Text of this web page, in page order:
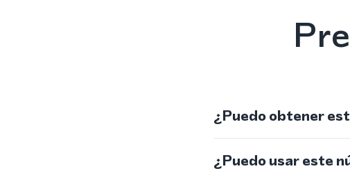
¿Puedo obtener
¿Puedo usar este